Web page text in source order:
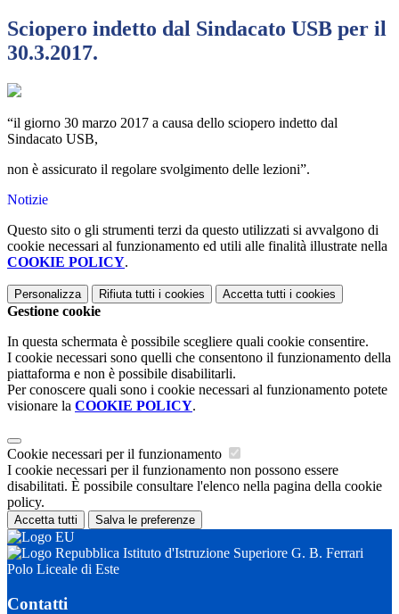
Sciopero indetto dal Sindacato USB per il
30.3.2017.
“il giorno 30 marzo 2017 a causa dello sciopero indetto dal
Sindacato USB,
non è assicurato il regolare svolgimento delle lezioni”.
Notizie
Questo sito o gli strumenti terzi da questo utilizzati si avvalgono di
cookie necessari al funzionamento ed utili alle finalità illustrate nella
COOKIE POLICY.
Personalizza Rifiuta tutti i cookies Accetta tutti i cookies
Gestione cookie
In questa schermata è possibile scegliere quali cookie consentire.
I cookie necessari sono quelli che consentono il funzionamento della
piattaforma e non è possibile disabilitarli.
Per conoscere quali sono i cookie necessari al funzionamento potete
visionare la COOKIE POLICY.
Cookie necessari per il funzionamento
I cookie necessari per il funzionamento non possono essere
disabilitati. È possibile consultare l'elenco nella pagina della cookie
policy.
Accetta tutti Salva le preferenze
Istituto d'Istruzione Superiore G. B. Ferrari
Polo Liceale di Este
Contatti